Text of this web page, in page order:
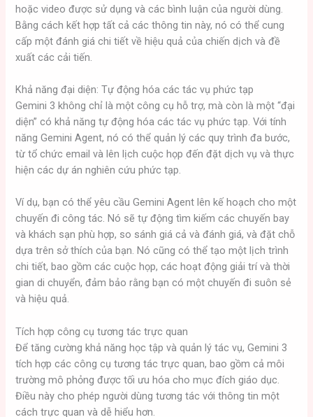
hoặc video được sử dụng và các bình luận của người dùng.
Bằng cách kết hợp tất cả các thông tin này, nó có thể cung
cấp một đánh giá chi tiết về hiệu quả của chiến dịch và đề
xuất các cải tiến.
Khả năng đại diện: Tự động hóa các tác vụ phức tạp
Gemini 3 không chỉ là một công cụ hỗ trợ, mà còn là một “đại
diện” có khả năng tự động hóa các tác vụ phức tạp. Với tính
năng Gemini Agent, nó có thể quản lý các quy trình đa bước,
từ tổ chức email và lên lịch cuộc họp đến đặt dịch vụ và thực
hiện các dự án nghiên cứu phức tạp.
Ví dụ, bạn có thể yêu cầu Gemini Agent lên kế hoạch cho một
chuyến đi công tác. Nó sẽ tự động tìm kiếm các chuyến bay
và khách sạn phù hợp, so sánh giá cả và đánh giá, và đặt chỗ
dựa trên sở thích của bạn. Nó cũng có thể tạo một lịch trình
chi tiết, bao gồm các cuộc họp, các hoạt động giải trí và thời
gian di chuyển, đảm bảo rằng bạn có một chuyến đi suôn sẻ
và hiệu quả.
Tích hợp công cụ tương tác trực quan
Để tăng cường khả năng học tập và quản lý tác vụ, Gemini 3
tích hợp các công cụ tương tác trực quan, bao gồm cả môi
trường mô phỏng được tối ưu hóa cho mục đích giáo dục.
Điều này cho phép người dùng tương tác với thông tin một
cách trực quan và dễ hiểu hơn.